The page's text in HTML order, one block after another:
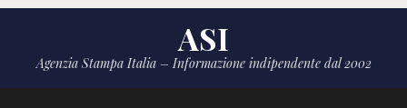
ASI
Agenzia Stampa Italia – Informazione indipendente dal 2002